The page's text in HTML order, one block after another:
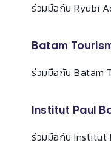
ร่วมมือกับ Ryubi
Batam
ร่วมมือกับ Batam
Institut Paul
ร่วมมือกับ Institut